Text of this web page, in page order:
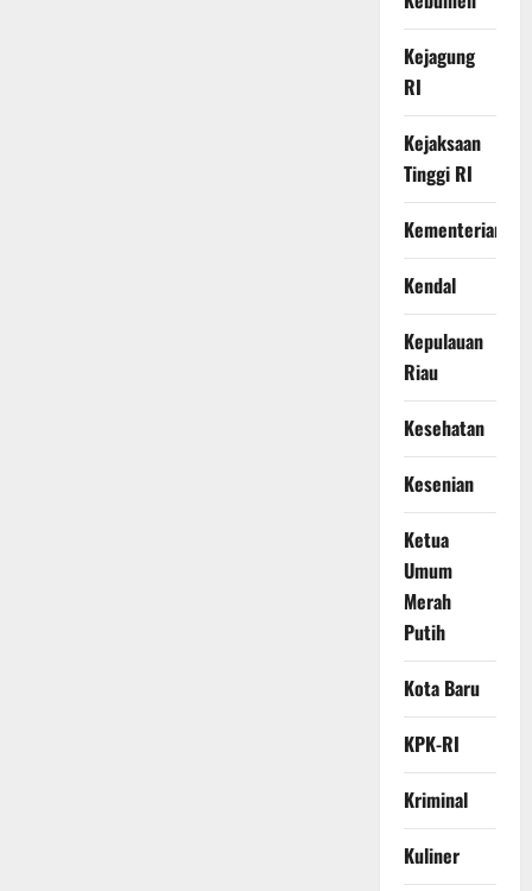
Kejagung
RI
Kejaksaan
Tinggi RI
Kementerian
Kendal
Kepulauan
Riau
Kesehatan
Kesenian
Ketua
Umum
Merah
Putih
Kota Baru
KPK-RI
Kriminal
Kuliner